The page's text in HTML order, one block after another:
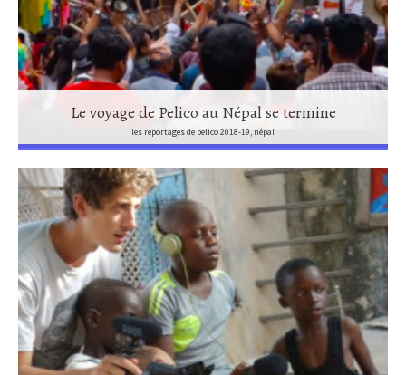
Le voyage de Pelico au Népal se termine
les reportages de pelico 2018-19, népal